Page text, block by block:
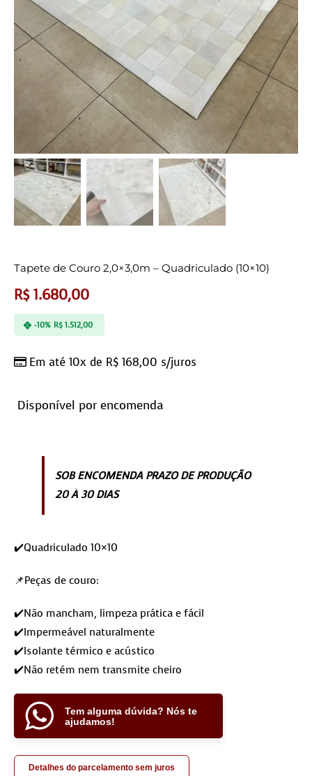
Tapete de Couro 2,0×3,0m – Quadriculado (10×10)
R$1.680,00
Em até 10x de R$ 168,00 s/juros
-10% R$1.512,00
Disponível por encomenda
SOB ENCOMENDA PRAZO DE PRODUÇÃO
20 À 30 DIAS
✔️Quadriculado 10×10
📌Peças de couro:
✔️Não mancham, limpeza prática e fácil
✔️Impermeável naturalmente
✔️Isolante térmico e acústico
✔️Não retém nem transmite cheiro
Tem alguma dúvida? Nós te
ajudamos!
Detalhes do parcelamento sem juros